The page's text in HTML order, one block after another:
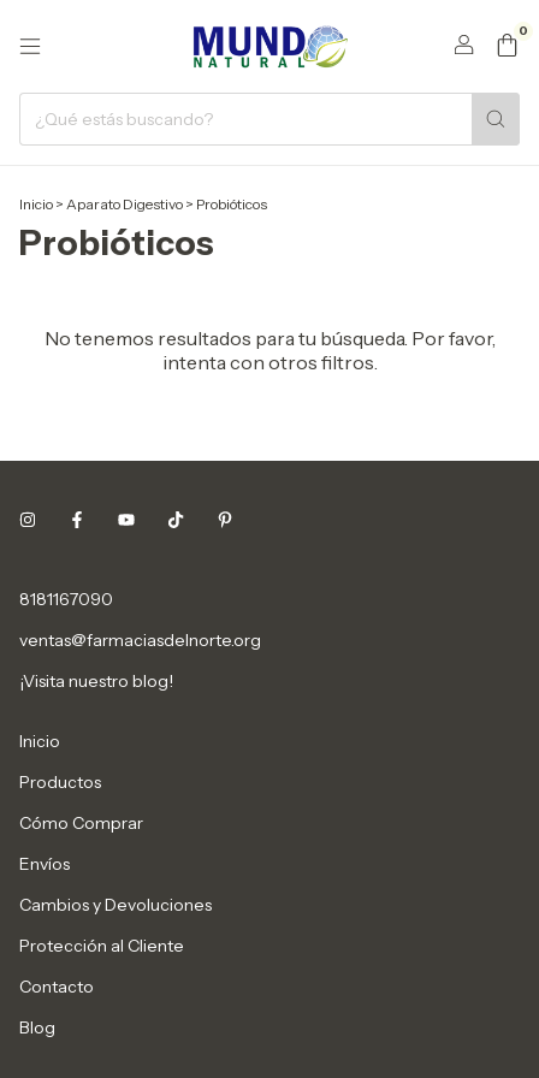
0
Inicio > Aparato Digestivo > Probióticos
Probióticos
No tenemos resultados para tu búsqueda. Por favor,
intenta con otros filtros.
8181167090
ventas@farmaciasdelnorte.org
¡Visita nuestro blog!
Inicio
Productos
Cómo Comprar
Envíos
Cambios y Devoluciones
Protección al Cliente
Contacto
Blog